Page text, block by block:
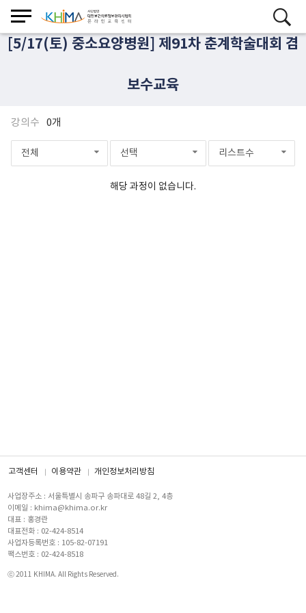
[5/17(토) 중소요양병원] 제91차 춘계학술대회 겸
보수교육
강의수 0개
전체 선택 리스트수
해당 과정이 없습니다.
고객센터 이용약관 개인정보처리방침
사업장주소 : 서울특별시 송파구 송파대로 48길 2, 4층
이메일 : khima@khima.or.kr
대표 : 홍경란
대표전화 : 02-424-8514
사업자등록번호 : 105-82-07191
팩스번호 : 02-424-8518
ⓒ 2011 KHIMA. All Rights Reserved.